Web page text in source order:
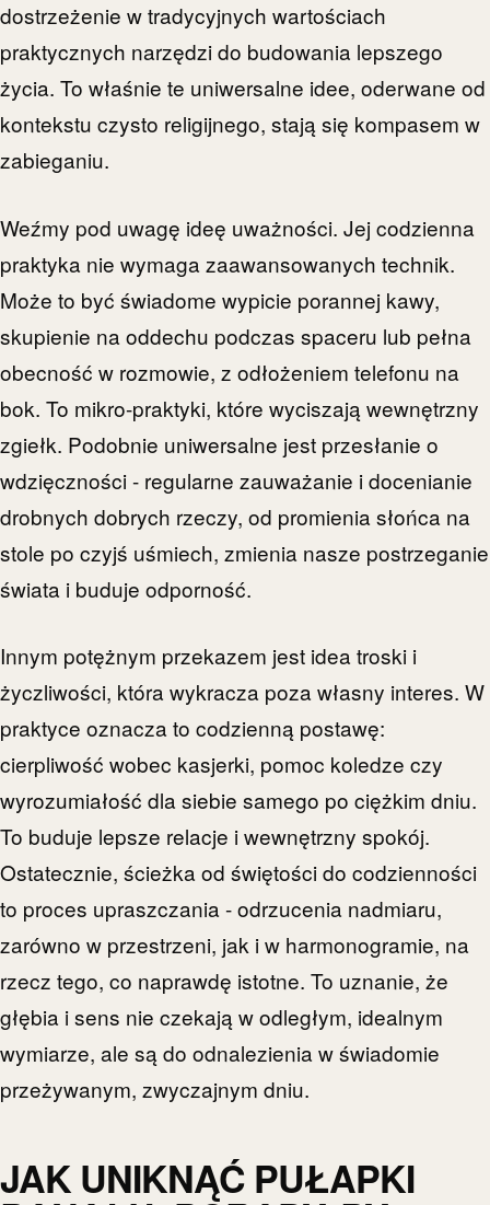
dostrzeżenie w tradycyjnych wartościach
praktycznych narzędzi do budowania lepszego
życia. To właśnie te uniwersalne idee, oderwane od
kontekstu czysto religijnego, stają się kompasem w
zabieganiu.
Weźmy pod uwagę ideę uważności. Jej codzienna
praktyka nie wymaga zaawansowanych technik.
Może to być świadome wypicie porannej kawy,
skupienie na oddechu podczas spaceru lub pełna
obecność w rozmowie, z odłożeniem telefonu na
bok. To mikro-praktyki, które wyciszają wewnętrzny
zgiełk. Podobnie uniwersalne jest przesłanie o
wdzięczności - regularne zauważanie i docenianie
drobnych dobrych rzeczy, od promienia słońca na
stole po czyjś uśmiech, zmienia nasze postrzeganie
świata i buduje odporność.
Innym potężnym przekazem jest idea troski i
życzliwości, która wykracza poza własny interes. W
praktyce oznacza to codzienną postawę:
cierpliwość wobec kasjerki, pomoc koledze czy
wyrozumiałość dla siebie samego po ciężkim dniu.
To buduje lepsze relacje i wewnętrzny spokój.
Ostatecznie, ścieżka od świętości do codzienności
to proces upraszczania - odrzucenia nadmiaru,
zarówno w przestrzeni, jak i w harmonogramie, na
rzecz tego, co naprawdę istotne. To uznanie, że
głębia i sens nie czekają w odległym, idealnym
wymiarze, ale są do odnalezienia w świadomie
przeżywanym, zwyczajnym dniu.
JAK UNIKNĄĆ PUŁAPKI